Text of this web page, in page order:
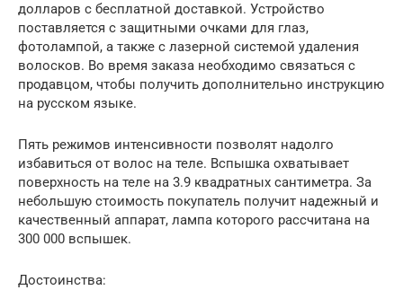
долларов с бесплатной доставкой. Устройство
поставляется с защитными очками для глаз,
фотолампой, а также с лазерной системой удаления
волосков. Во время заказа необходимо связаться с
продавцом, чтобы получить дополнительно инструкцию
на русском языке.
Пять режимов интенсивности позволят надолго
избавиться от волос на теле. Вспышка охватывает
поверхность на теле на 3.9 квадратных сантиметра. За
небольшую стоимость покупатель получит надежный и
качественный аппарат, лампа которого рассчитана на
300 000 вспышек.
Достоинства: